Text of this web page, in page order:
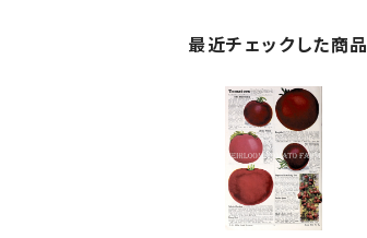
最近チェックした商品